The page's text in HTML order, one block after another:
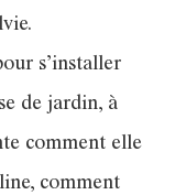
s’installer
de jardin, à
comment elle
comment